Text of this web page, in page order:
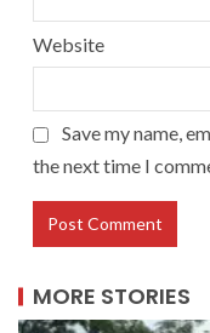
Website
Save my name,
the next time I
MORE STORIES